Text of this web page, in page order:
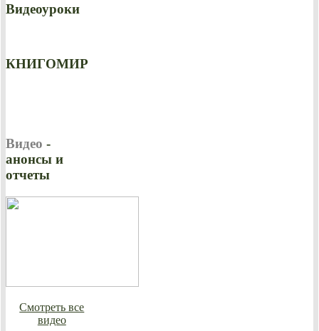
Видеоуроки
КНИГОМИР
Видео -
анонсы и
отчеты
Смотреть все
видео